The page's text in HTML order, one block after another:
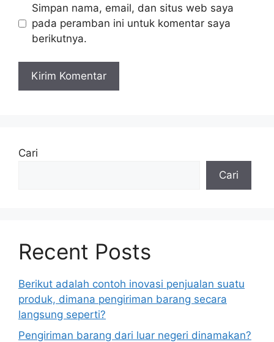
Simpan nama, email, dan situs web saya
pada peramban ini untuk komentar saya
berikutnya.
Cari
Cari
Recent Posts
Berikut adalah contoh inovasi penjualan suatu
produk, dimana pengiriman barang secara
langsung seperti?
Pengiriman barang dari luar negeri dinamakan?